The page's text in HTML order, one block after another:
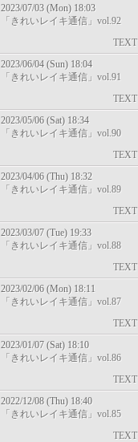
2023/07/03 (Mon) 18:03
「きれいレイキ通信」vol.92
TEXT
2023/06/04 (Sun) 18:04
「きれいレイキ通信」vol.91
TEXT
2023/05/06 (Sat) 18:34
「きれいレイキ通信」vol.90
TEXT
2023/04/06 (Thu) 18:32
「きれいレイキ通信」vol.89
TEXT
2023/03/07 (Tue) 19:33
「きれいレイキ通信」vol.88
TEXT
2023/02/06 (Mon) 18:11
「きれいレイキ通信」vol.87
TEXT
2023/01/07 (Sat) 18:10
「きれいレイキ通信」vol.86
TEXT
2022/12/08 (Thu) 18:40
「きれいレイキ通信」vol.85
TEXT